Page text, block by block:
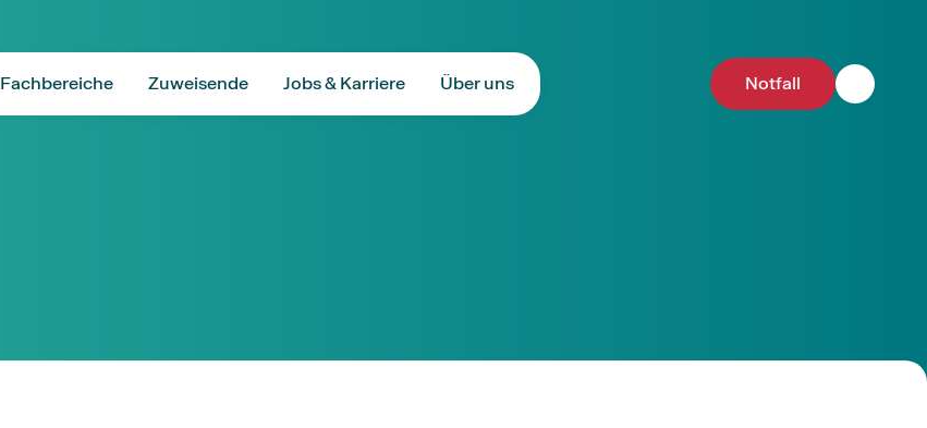
Fachbereiche Zuweisende Jobs & Karriere Über uns Notfall